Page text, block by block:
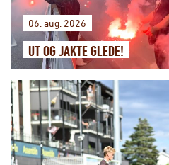
06. aug. 2026
UT OG JAKTE GLEDE!